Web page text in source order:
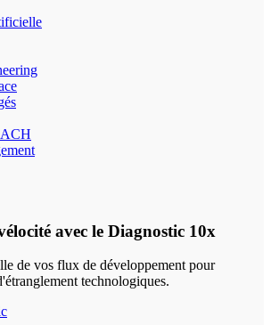
avec le Diagnostic 10x
de vos flux de développement pour
technologiques.